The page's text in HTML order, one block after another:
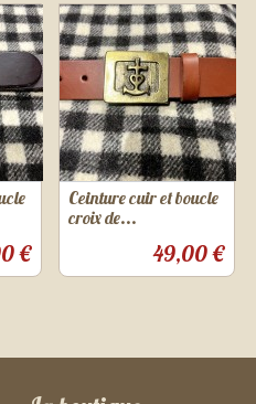
€
Ceinture cuir et boucle
croix de...
49,00 €